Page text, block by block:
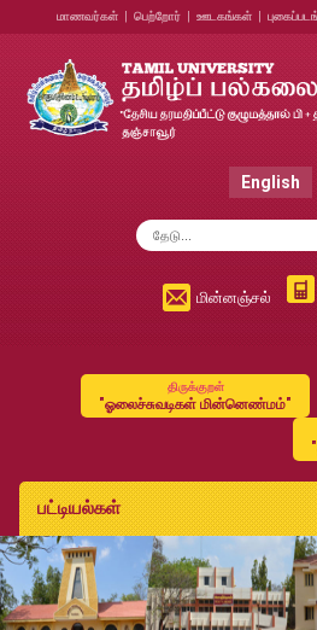
மாணவர்கள் பெற்றோர் ஊடகங்கள்
English
மின்னஞ்சல்
திருக்குறள்
"ஓலைச்சுவடிகள் மின்னெண்மம்"
பட்டியல்கள்